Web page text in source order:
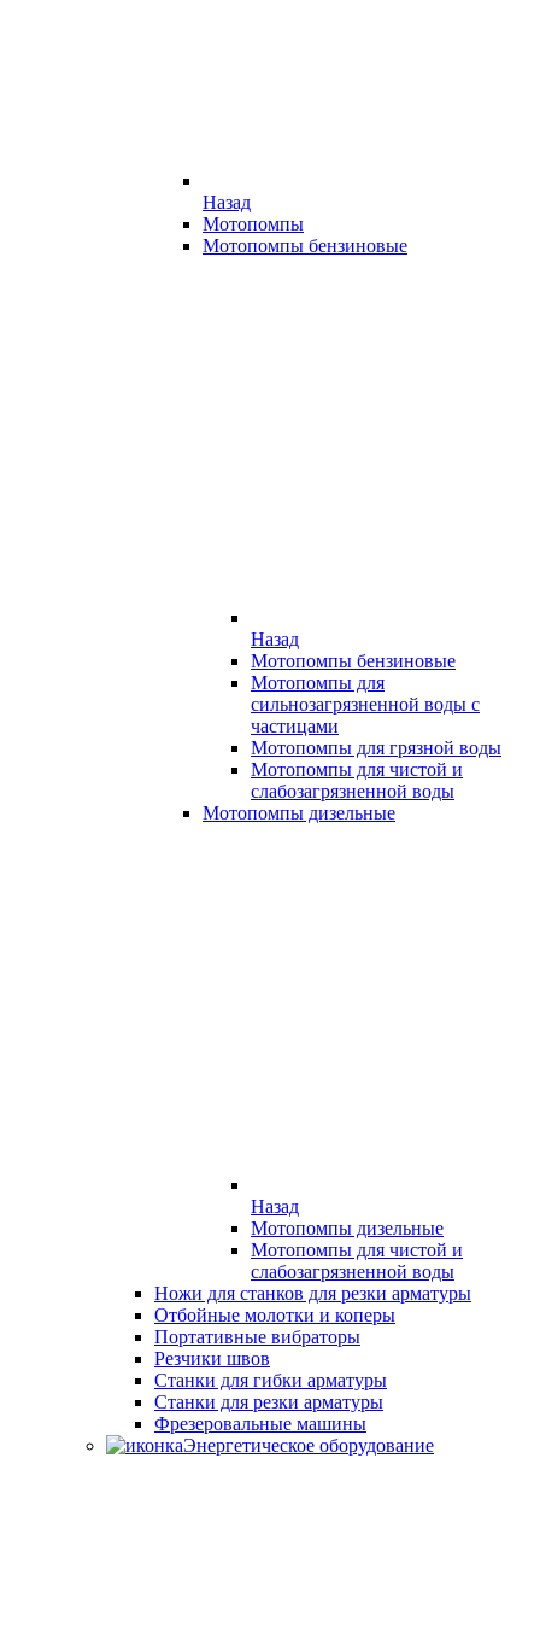
Назад
Мотопомпы
Мотопомпы бензиновые
Назад
Мотопомпы бензиновые
Мотопомпы для
сильнозагрязненной воды с
частицами
Мотопомпы для грязной воды
Мотопомпы для чистой и
слабозагрязненной воды
Мотопомпы дизельные
Назад
Мотопомпы дизельные
Мотопомпы для чистой и
слабозагрязненной воды
Ножи для станков для резки арматуры
Отбойные молотки и коперы
Портативные вибраторы
Резчики швов
Станки для гибки арматуры
Станки для резки арматуры
Фрезеровальные машины
Энергетическое оборудование